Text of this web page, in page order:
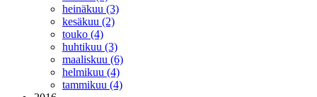
heinäkuu (3)
kesäkuu (2)
touko (4)
huhtikuu (3)
maaliskuu (6)
helmikuu (4)
tammikuu (4)